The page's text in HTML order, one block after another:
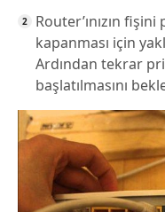
Router’ınızın
kapanması için
Ardından tekrar
başlatılmasını